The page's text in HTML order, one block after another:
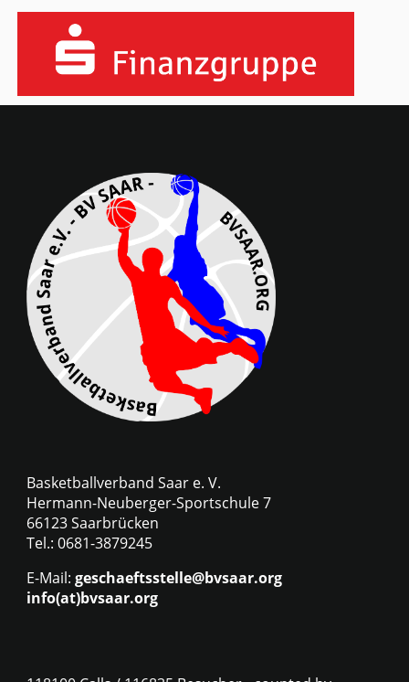
Basketballverband Saar e. V.
Hermann-Neuberger-Sportschule 7
66123 Saarbrücken
Tel.: 0681-3879245
E-Mail: geschaeftsstelle@bvsaar.org
info(at)bvsaar.org